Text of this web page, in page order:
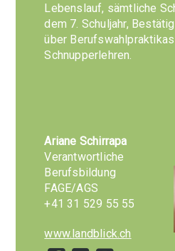
Lebenslauf, sämtliche
dem 7. Schuljahr,
über Berufswahlpraktikas
Schnupperlehren.
Ariane Schirrapa
Verantwortliche
Berufsbildung
FAGE/AGS
+41 31 529 55 55
www.landblick.ch